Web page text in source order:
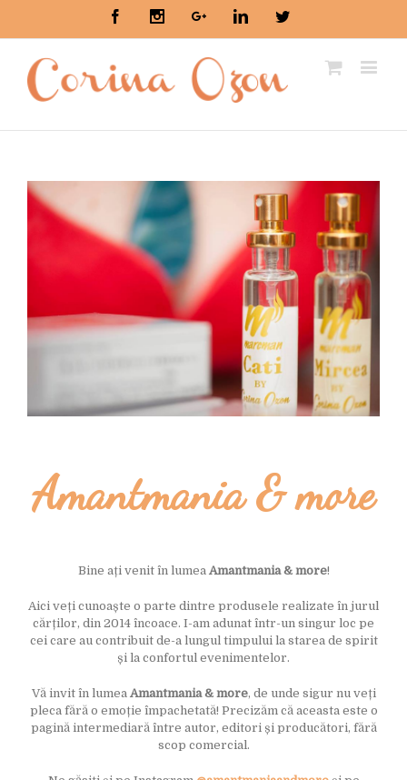
FacebookInstagramGoogle+LinkedinTwitter
Amantmania & more
Bine ați venit în lumea Amantmania & more!
Aici veți cunoaște o parte dintre produsele realizate în jurul
cărților, din 2014 încoace. I-am adunat într-un singur loc pe
cei care au contribuit de-a lungul timpului la starea de spirit
și la confortul evenimentelor.
Vă invit în lumea Amantmania & more, de unde sigur nu veți
pleca fără o emoție împachetată! Precizăm că aceasta este o
pagină intermediară între autor, editori și producători, fără
scop comercial.